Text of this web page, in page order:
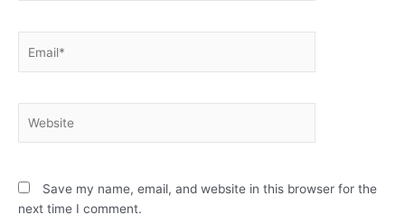
Save my name, email, and website in this browser for the
next time I comment.